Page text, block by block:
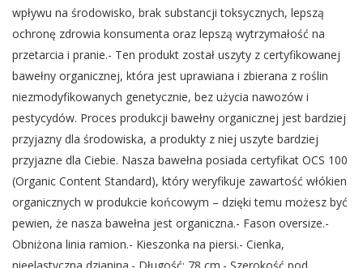
wpływu na środowisko, brak substancji toksycznych, lepszą
ochronę zdrowia konsumenta oraz lepszą wytrzymałość na
przetarcia i pranie.- Ten produkt został uszyty z certyfikowanej
bawełny organicznej, która jest uprawiana i zbierana z roślin
niezmodyfikowanych genetycznie, bez użycia nawozów i
pestycydów. Proces produkcji bawełny organicznej jest bardziej
przyjazny dla środowiska, a produkty z niej uszyte bardziej
przyjazne dla Ciebie. Nasza bawełna posiada certyfikat OCS 100
(Organic Content Standard), który weryfikuje zawartość włókien
organicznych w produkcie końcowym – dzięki temu możesz być
pewien, że nasza bawełna jest organiczna.- Fason oversize.-
Obniżona linia ramion.- Kieszonka na piersi.- Cienka,
nieelastyczna dzianina.- Długość: 78 cm.- Szerokość pod